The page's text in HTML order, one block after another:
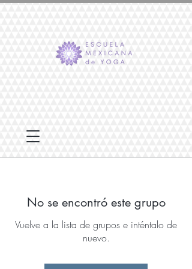
No se encontró este grupo
Vuelve a la lista de grupos e inténtalo de
nuevo.